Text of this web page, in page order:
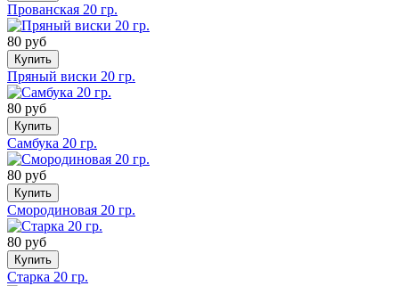
Прованская 20 гр.
80 руб
Купить
Пряный виски 20 гр.
80 руб
Купить
Самбука 20 гр.
80 руб
Купить
Смородиновая 20 гр.
80 руб
Купить
Старка 20 гр.